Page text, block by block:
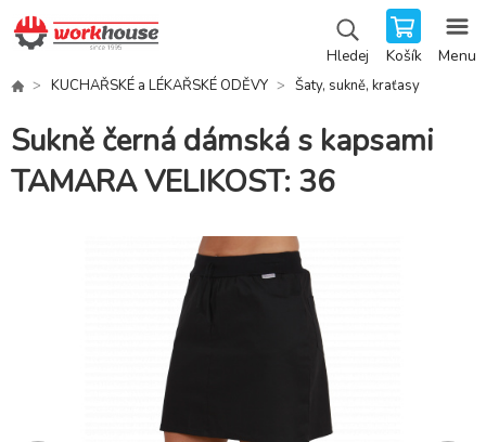
Hledej Košík Menu
KUCHAŘSKÉ a LÉKAŘSKÉ ODĚVY Šaty, sukně, kraťasy
Sukně černá dámská s kapsami
TAMARA VELIKOST: 36